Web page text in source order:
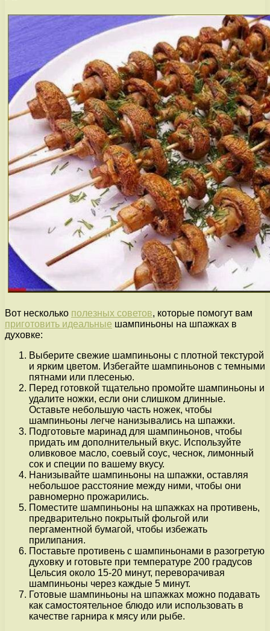
Вот несколько полезных советов, которые помогут вам
приготовить идеальные шампиньоны на шпажках в
духовке:
Выберите свежие шампиньоны с плотной текстурой
и ярким цветом. Избегайте шампиньонов с темными
пятнами или плесенью.
Перед готовкой тщательно промойте шампиньоны и
удалите ножки, если они слишком длинные.
Оставьте небольшую часть ножек, чтобы
шампиньоны легче нанизывались на шпажки.
Подготовьте маринад для шампиньонов, чтобы
придать им дополнительный вкус. Используйте
оливковое масло, соевый соус, чеснок, лимонный
сок и специи по вашему вкусу.
Нанизывайте шампиньоны на шпажки, оставляя
небольшое расстояние между ними, чтобы они
равномерно прожарились.
Поместите шампиньоны на шпажках на противень,
предварительно покрытый фольгой или
пергаментной бумагой, чтобы избежать
прилипания.
Поставьте противень с шампиньонами в разогретую
духовку и готовьте при температуре 200 градусов
Цельсия около 15-20 минут, переворачивая
шампиньоны через каждые 5 минут.
Готовые шампиньоны на шпажках можно подавать
как самостоятельное блюдо или использовать в
качестве гарнира к мясу или рыбе.